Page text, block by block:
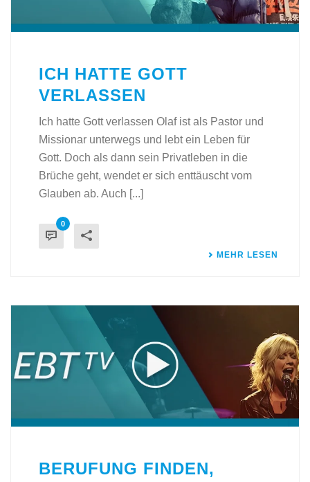
ICH HATTE GOTT
VERLASSEN
Ich hatte Gott verlassen Olaf ist als Pastor und
Missionar unterwegs und lebt ein Leben für
Gott. Doch als dann sein Privatleben in die
Brüche geht, wendet er sich enttäuscht vom
Glauben ab. Auch [...]
0
MEHR LESEN
BERUFUNG FINDEN,